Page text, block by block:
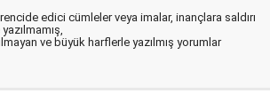
edici cümleler veya imalar, inançlara saldırı
ve büyük harflerle yazılmış yorumlar